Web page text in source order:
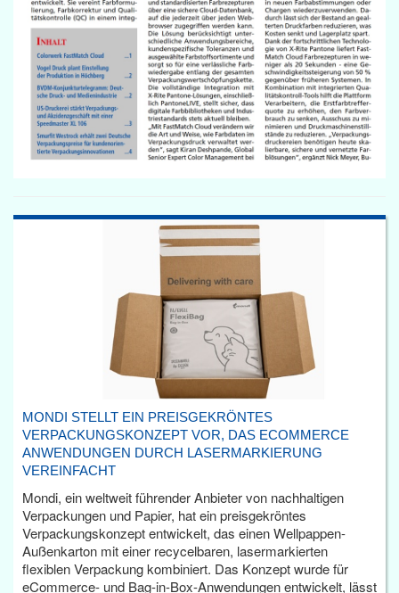
MONDI STELLT EIN PREISGEKRÖNTES
VERPACKUNGSKONZEPT VOR, DAS ECOMMERCE
ANWENDUNGEN DURCH LASERMARKIERUNG
VEREINFACHT
Mondi, ein weltweit führender Anbieter von nachhaltigen
Verpackungen und Papier, hat ein preisgekröntes
Verpackungskonzept entwickelt, das einen Wellpappen-
Außenkarton mit einer recycelbaren, lasermarkierten
flexiblen Verpackung kombiniert. Das Konzept wurde für
eCommerce- und Bag-in-Box-Anwendungen entwickelt, lässt